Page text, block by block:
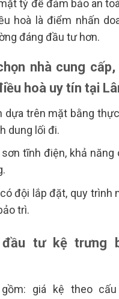
tỳ để đảm bảo an
hoà là điểm nhấn
đáng đầu tư hơn.
nhà cung
hoà uy tín tại
dựa trên mặt bằng
dung lối đi.
tĩnh điện, khả năng
đội lắp đặt, quy trình
trì.
tư kệ trưng
giá kệ theo cấu